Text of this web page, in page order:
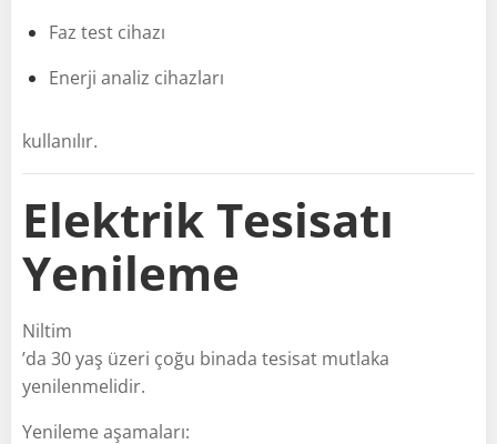
Faz test cihazı
Enerji analiz cihazları
kullanılır.
Elektrik Tesisatı
Yenileme
Niltim
’da 30 yaş üzeri çoğu binada tesisat mutlaka
yenilenmelidir.
Yenileme aşamaları: